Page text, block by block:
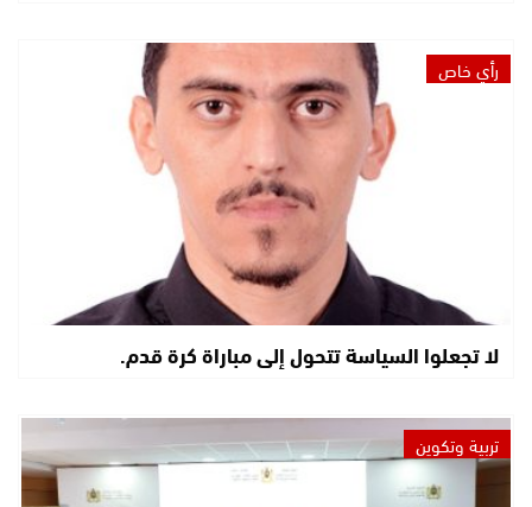
رأي خاص
لا تجعلوا السياسة تتحول إلى مباراة كرة قدم.
تربية وتكوين